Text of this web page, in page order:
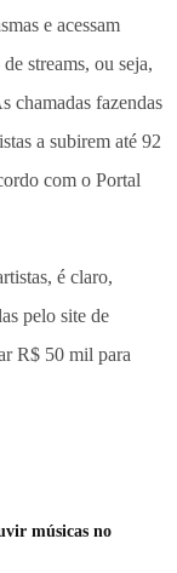
e acessam
streams, ou seja,
chamadas fazendas
a subirem até 92
com o Portal
é claro,
pelo site de
R$ 50 mil para
músicas no